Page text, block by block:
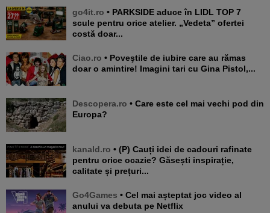
go4it.ro • PARKSIDE aduce în LIDL TOP 7
scule pentru orice atelier. „Vedeta” ofertei
costă doar...
Ciao.ro • Poveştile de iubire care au rămas
doar o amintire! Imagini tari cu Gina Pistol,...
Descopera.ro • Care este cel mai vechi pod din
Europa?
kanald.ro • (P) Cauți idei de cadouri rafinate
pentru orice ocazie? Găsești inspirație,
calitate și prețuri...
Go4Games • Cel mai așteptat joc video al
anului va debuta pe Netflix